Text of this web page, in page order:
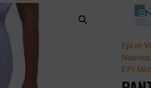
Epi et
EPI